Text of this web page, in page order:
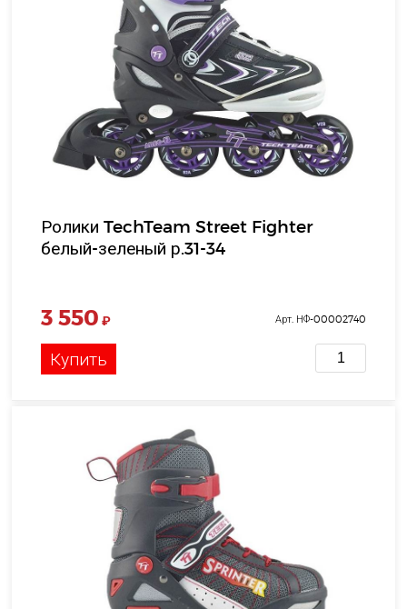
Ролики TechTeam Street Fighter
белый-зеленый р.31-34
3 550 ₽ Арт. НФ-00002740
Купить